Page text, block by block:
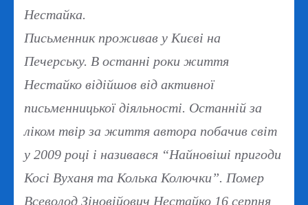
Нестайка.
Письменник проживав у Києві на
Печерську. В останні роки життя
Нестайко відійшов від активної
письменницької діяльності. Останній за
ліком твір за життя автора побачив світ
у 2009 році і називався “Найновіші пригоди
Косі Вуханя та Колька Колючки”. Помер
Всеволод Зіновійович Нестайко 16 серпня